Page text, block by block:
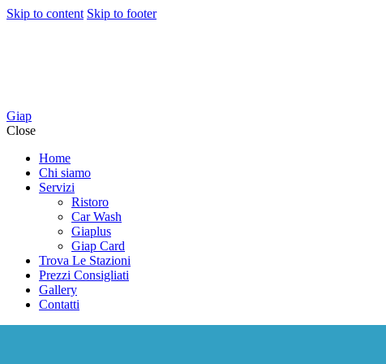
Skip to content Skip to footer
Giap
Close
Home
Chi siamo
Servizi
Ristoro
Car Wash
Giaplus
Giap Card
Trova Le Stazioni
Prezzi Consigliati
Gallery
Contatti